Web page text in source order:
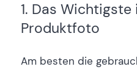
1. Das
Produktfoto
Am besten die